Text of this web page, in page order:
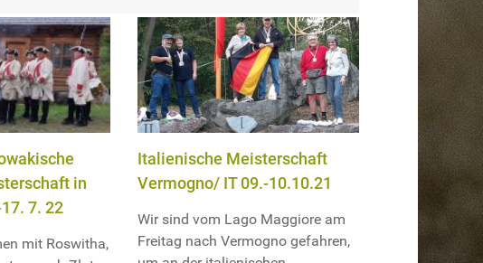
in
7. 22
mit Roswitha,
Italienische Meisterschaft
Vermogno/ IT 09.-10.10.21
Wir sind vom Lago Maggiore am
Freitag nach Vermogno gefahren,